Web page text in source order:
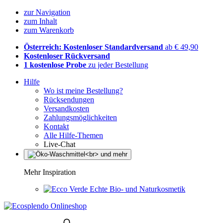
zur Navigation
zum Inhalt
zum Warenkorb
Österreich: Kostenloser Standardversand ab € 49,90
Kostenloser Rückversand
1 kostenlose Probe zu jeder Bestellung
Hilfe
Wo ist meine Bestellung?
Rücksendungen
Versandkosten
Zahlungsmöglichkeiten
Kontakt
Alle Hilfe-Themen
Live-Chat
Mehr Inspiration
Echte Bio- und Naturkosmetik